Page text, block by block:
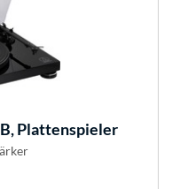
Plattenspieler